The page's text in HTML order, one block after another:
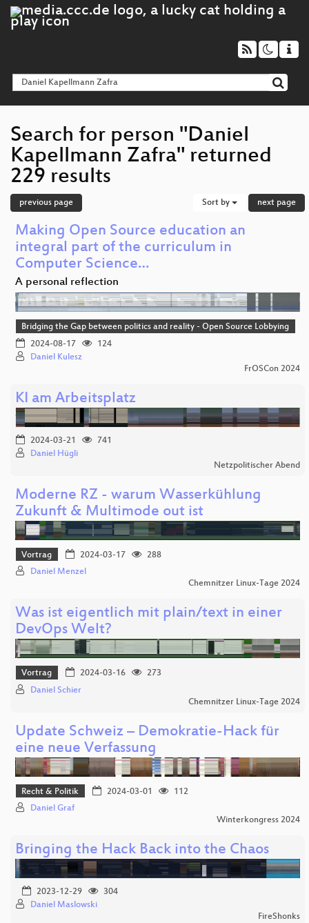
Search for person "Daniel
Kapellmann Zafra" returned
229 results
previous page Sort by next page
Making Open Source education an
integral part of the curriculum in
Computer Science…
A personal reflection
Bridging the Gap between politics and reality - Open Source Lobbying
2024-08-17
124
Daniel Kulesz
FrOSCon 2024
KI am Arbeitsplatz
2024-03-21
741
Daniel Hügli
Netzpolitischer Abend
Moderne RZ - warum Wasserkühlung
Zukunft & Multimode out ist
Vortrag 2024-03-17
288
Daniel Menzel
Chemnitzer Linux-Tage 2024
Was ist eigentlich mit plain/text in einer
DevOps Welt?
Vortrag 2024-03-16
273
Daniel Schier
Chemnitzer Linux-Tage 2024
Update Schweiz – Demokratie-Hack für
eine neue Verfassung
Recht & Politik 2024-03-01
112
Daniel Graf
Winterkongress 2024
Bringing the Hack Back into the Chaos
2023-12-29
304
Daniel Maslowski
FireShonks